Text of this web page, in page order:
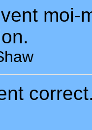
moi-